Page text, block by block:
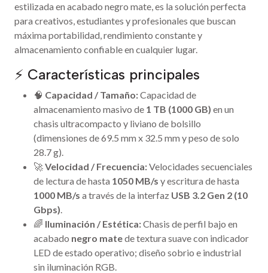
estilizada en acabado negro mate, es la solución perfecta
para creativos, estudiantes y profesionales que buscan
máxima portabilidad, rendimiento constante y
almacenamiento confiable en cualquier lugar.
⚡ Características principales
🧠 Capacidad / Tamaño:Capacidad de
almacenamiento masivo de 1 TB (1000 GB) en un
chasis ultracompacto y liviano de bolsillo
(dimensiones de 69.5 mm x 32.5 mm y peso de solo
28.7 g).
🚀Velocidad / Frecuencia:Velocidades secuenciales
de lectura de hasta 1050 MB/s y escritura de hasta
1000 MB/s a través de la interfaz USB 3.2 Gen 2 (10
Gbps).
🌈 Iluminación / Estética:Chasis de perfil bajo en
acabado negro matede textura suave con indicador
LED de estado operativo; diseño sobrio e industrial
sin iluminación RGB.